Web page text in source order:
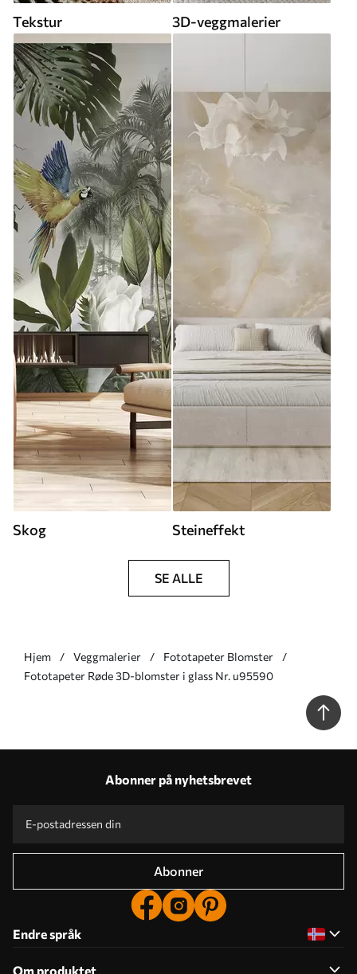
Tekstur 3D-veggmalerier
Skog Steineffekt
SE ALLE
Hjem Veggmalerier
Fototapeter Blomster
Fototapeter Røde 3D-blomster i glass Nr. u95590
Abonner på nyhetsbrevet
Abonner
Endre språk
Om produktet